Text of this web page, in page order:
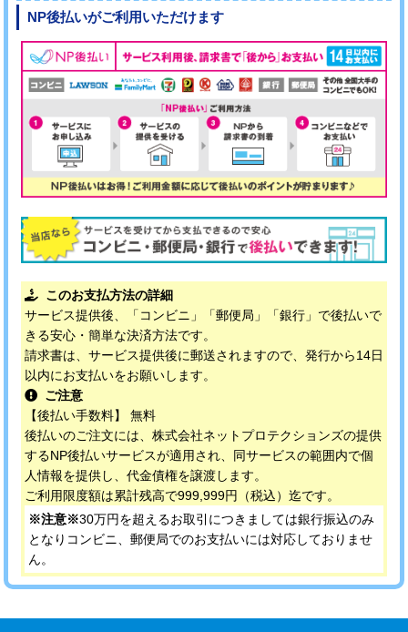
NP後払いがご利用いただけます
このお支払方法の詳細
サービス提供後、「コンビニ」「郵便局」「銀行」で後払いで
きる安心・簡単な決済方法です。
請求書は、サービス提供後に郵送されますので、発行から14日
以内にお支払いをお願いします。
ご注意
【後払い手数料】 無料
後払いのご注文には、株式会社ネットプロテクションズの提供
するNP後払いサービスが適用され、同サービスの範囲内で個
人情報を提供し、代金債権を譲渡します。
ご利用限度額は累計残高で999,999円（税込）迄です。
※注意※30万円を超えるお取引につきましては銀行振込のみ
となりコンビニ、郵便局でのお支払いには対応しておりませ
ん。